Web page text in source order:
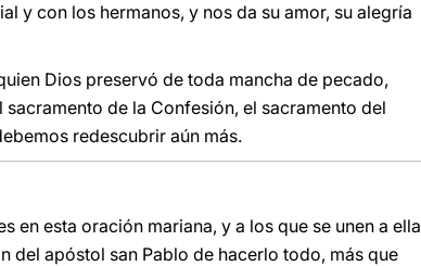
y con los hermanos, y nos da su amor, su alegría
Dios preservó de toda mancha de pecado,
de la Confesión, el sacramento del
redescubrir aún más.
en esta oración mariana, y a los que se unen a ella
del apóstol san Pablo de hacerlo todo, más que